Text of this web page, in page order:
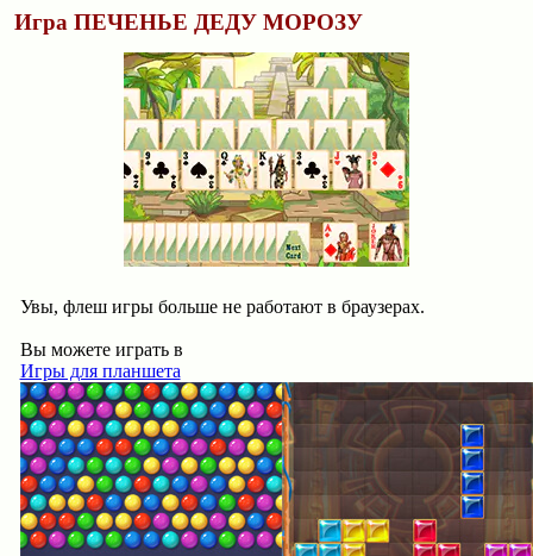
Игра ПЕЧЕНЬЕ ДЕДУ МОРОЗУ
Увы, флеш игры больше не работают в браузерах.
Вы можете играть в
Игры для планшета